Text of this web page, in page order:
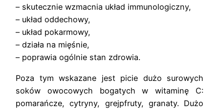
– skutecznie wzmacnia układ immunologiczny,
– układ oddechowy,
– układ pokarmowy,
– działa na mięśnie,
– poprawia ogólnie stan zdrowia.
Poza tym wskazane jest picie dużo surowych
soków owocowych bogatych w witaminę C:
pomarańcze, cytryny, grejpfruty, granaty. Dużo